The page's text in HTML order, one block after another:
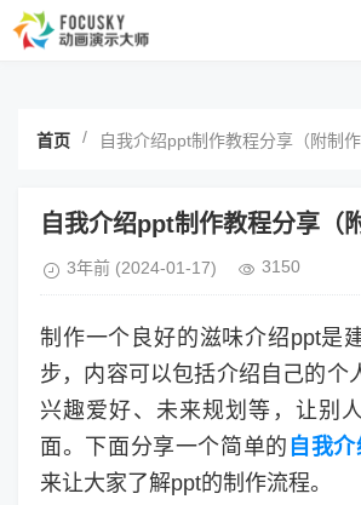
首页 / 自我介绍ppt制作教程分享（附制作
自我介绍ppt制作教程分享（
3年前 (2024-01-17) 3150
制作一个良好的滋味介绍ppt是
步，内容可以包括介绍自己的个
兴趣爱好、未来规划等，让别
面。下面分享一个简单的 自我
来让大家了解ppt的制作流程。